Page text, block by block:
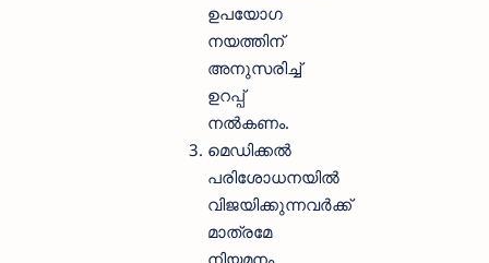
ഉപയോഗ
നയത്തിന്
അനുസരിച്ച്
ഉറപ്പ്
നൽകണം.
മെഡിക്കൽ
പരിശോധനയിൽ
വിജയിക്കുന്നവർക്ക്
മാത്രമേ
നിയമനം